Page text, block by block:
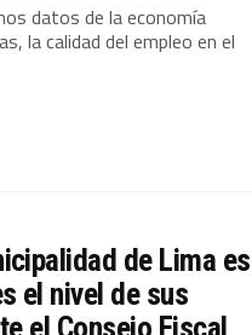
datos de la economía
la calidad del empleo en el
de Lima es
el nivel de sus
el Consejo Fiscal